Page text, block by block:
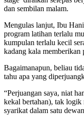
dan sembilan malam.
Mengulas lanjut, Ibu
program latihan terlalu
kumpulan terlalu kecil
kadang kala memberikan
Bagaimanapun, beliau
tahu apa yang
“Perjuangan saya, niat
kekal bertahan), tak logik
syarikat dalam satu